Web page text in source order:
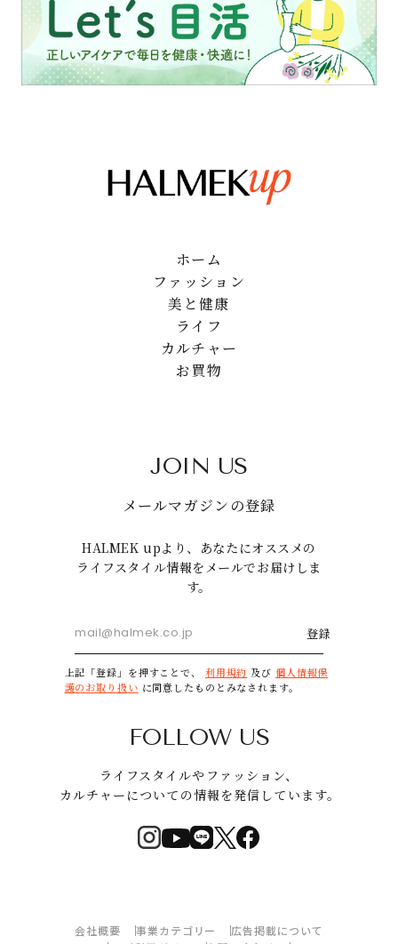
ホーム
ファッション
美と健康
ライフ
カルチャー
お買物
JOIN US
メールマガジンの登録
HALMEK upより、あなたにオススメの
ライフスタイル情報をメールでお届けしま
す。
登録
上記「登録」を押すことで、 利用規約 及び 個人情報保
護のお取り扱い に同意したものとみなされます。
FOLLOW US
ライフスタイルやファッション、
カルチャーについての情報を発信しています。
会社概要 事業カテゴリー
広告掲載について